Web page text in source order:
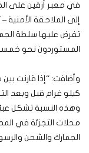
في معبر أرقين على
إلى الملاحقة
تفرض عليها سلطة
المستوردون نحو
وأضافت: “إذا قارنت
وهذه النسبة تشكل
محلات التجزئة في
الجمارك والشحن